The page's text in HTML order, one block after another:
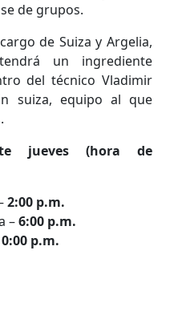
de grupos.
de Suiza y Argelia,
un ingrediente
del técnico Vladimir
suiza, equipo al que
jueves (hora de
2:00 p.m.
–6:00 p.m.
p.m.